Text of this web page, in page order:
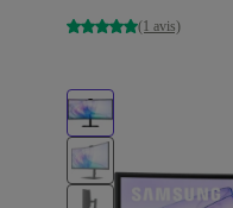
(1 avis)